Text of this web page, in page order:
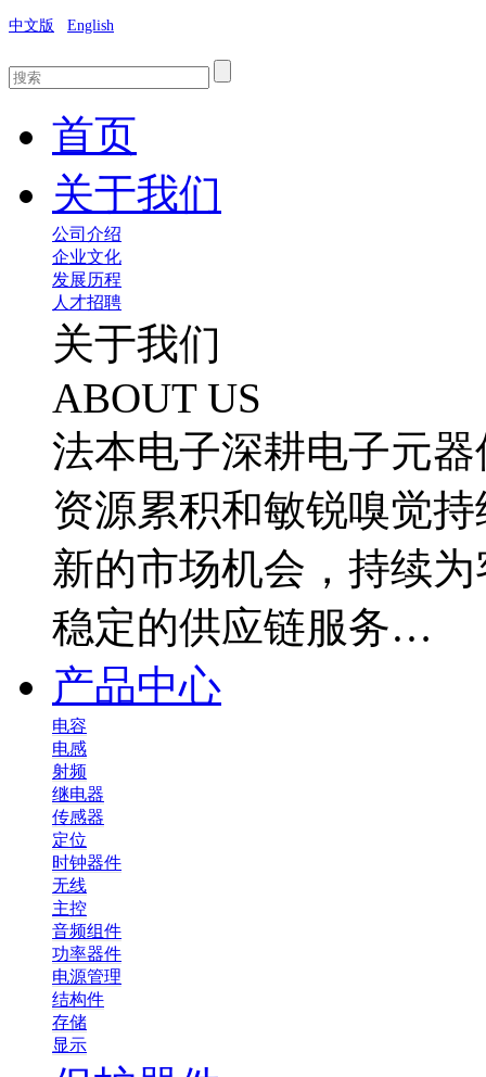
中文版 English
首页
关于我们
公司介绍
企业文化
发展历程
人才招聘
关于我们
ABOUT US
法本电子深耕电子元
资源累积和敏锐嗅觉
新的市场机会，持续
稳定的供应链服务…
产品中心
电容
电感
射频
继电器
传感器
定位
时钟器件
无线
主控
音频组件
功率器件
电源管理
结构件
存储
显示